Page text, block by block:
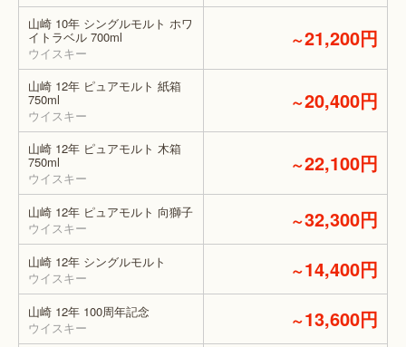
山崎 10年 シングルモルト ホワ
イトラベル 700ml
ウイスキー
～21,200円
山崎 12年 ピュアモルト 紙箱
750ml
ウイスキー
～20,400円
山崎 12年 ピュアモルト 木箱
750ml
ウイスキー
～22,100円
山崎 12年 ピュアモルト 向獅子
ウイスキー
～32,300円
山崎 12年 シングルモルト
ウイスキー
～14,400円
山崎 12年 100周年記念
ウイスキー
～13,600円